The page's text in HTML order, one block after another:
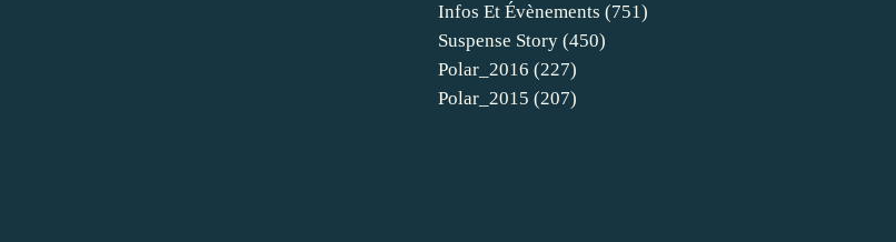
Infos Et Évènements (751)
Suspense Story (450)
Polar_2016 (227)
Polar_2015 (207)